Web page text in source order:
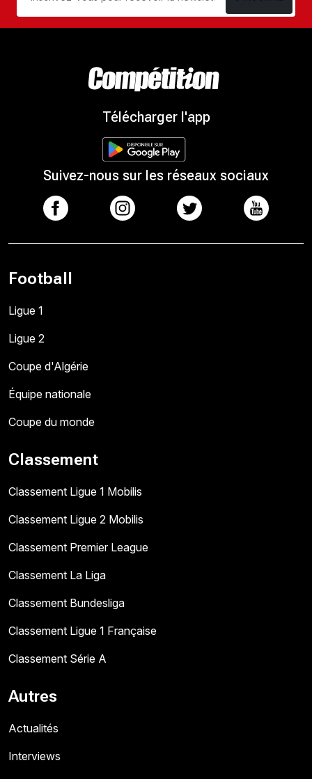
Télécharger l'app
Suivez-nous sur les réseaux sociaux
Football
Ligue 1
Ligue 2
Coupe d'Algérie
Équipe nationale
Coupe du monde
Classement
Classement Ligue 1 Mobilis
Classement Ligue 2 Mobilis
Classement Premier League
Classement La Liga
Classement Bundesliga
Classement Ligue 1 Française
Classement Série A
Autres
Actualités
Interviews